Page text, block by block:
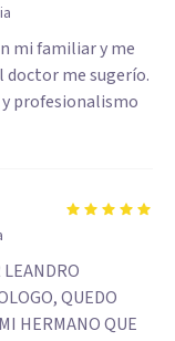
mi familiar y me
doctor me sugerío.
profesionalismo
LEANDRO
QUEDO
HERMANO QUE